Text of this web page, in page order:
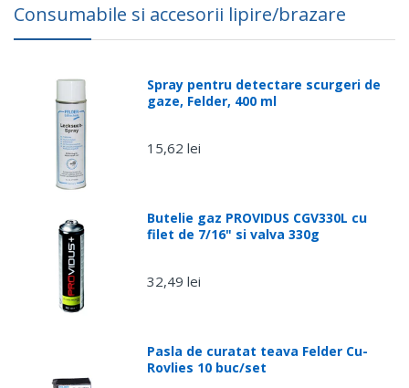
Consumabile si accesorii lipire/brazare
Spray pentru detectare scurgeri de
gaze, Felder, 400 ml
15,62 lei
Butelie gaz PROVIDUS CGV330L cu
filet de 7/16" si valva 330g
32,49 lei
Pasla de curatat teava Felder Cu-
Rovlies 10 buc/set